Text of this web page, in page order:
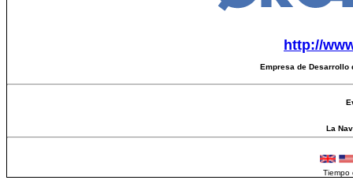
http://
Empresa de
La
Tiempo